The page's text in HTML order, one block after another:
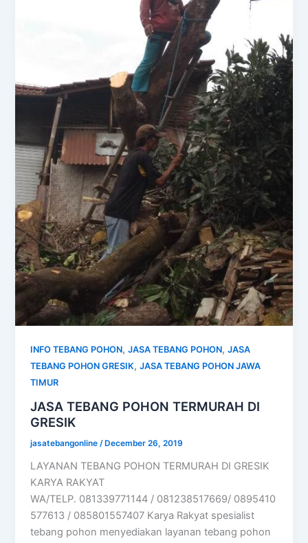
INFO TEBANG POHON,JASA TEBANG POHON,JASA
TEBANG POHON GRESIK,JASA TEBANG POHON JAWA
TIMUR
JASA TEBANG POHON TERMURAH DI
GRESIK
jasatebangonline/ December 26, 2019
LAYANAN TEBANG POHON TERMURAH DI GRESIK
KARYA RAKYAT
WA/TELP. 081339771144 / 081238517669/ 0895410
577613 / 085801557407 Karya Rakyat spesialist
tebang pohon menyediakan layanan tebang pohon